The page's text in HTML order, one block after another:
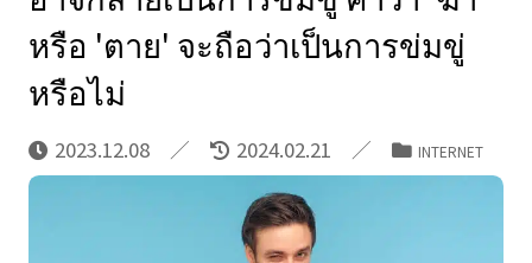
หรือ 'ตาย' จะถือว่าเป็นการข่มขู่
หรือไม่
2023.12.08 2024.02.21 INTERNET